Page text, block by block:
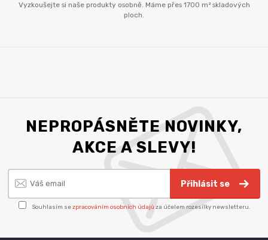
Vyzkoušejte si naše produkty osobně. Máme přes 1700 m² skladových
ploch.
NEPROPÁSNĚTE NOVINKY,
AKCE A SLEVY!
Přihlásit se
Souhlasím sezpracováním osobních údajů za účelem rozesílky newsletteru.